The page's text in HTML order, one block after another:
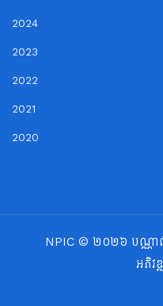
2024
2023
2022
2021
2020
NPIC © ២០២៦ បណ្ណា
អភិវឌ្